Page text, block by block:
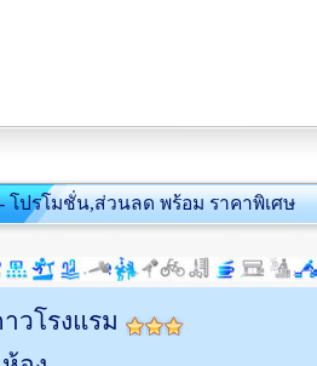
โปรโมชั่น,ส่วนลด พร้อม ราคาพิเศษ
วโรงแรม